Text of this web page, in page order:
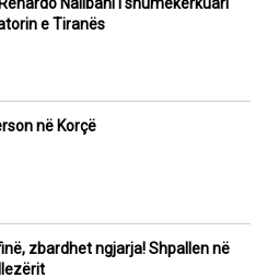
e Tiranës
në Korçë
zbardhet ngjarja! Shpallen në